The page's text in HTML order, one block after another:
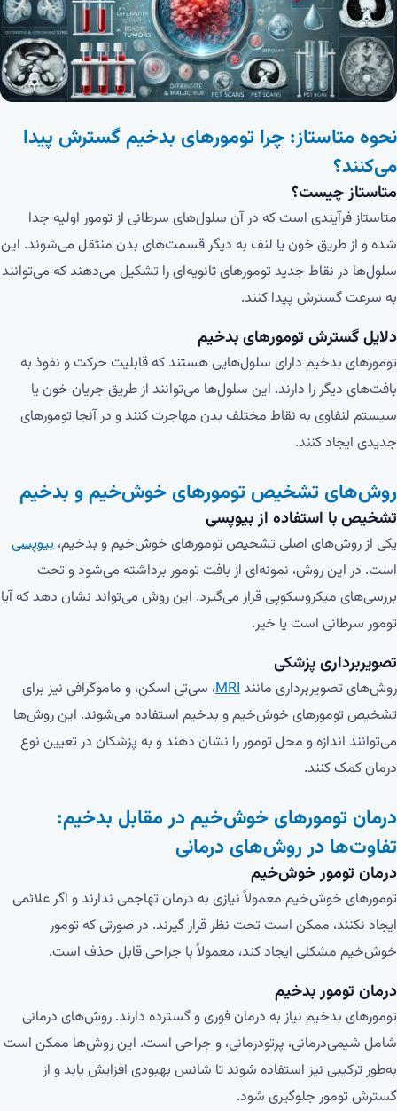
نحوه متاستاز: چرا تومورهای بدخیم گسترش پیدا
می‌کنند؟
متاستاز چیست؟
متاستاز فرآیندی است که در آن سلول‌های سرطانی از تومور اولیه جدا
شده و از طریق خون یا لنف به دیگر قسمت‌های بدن منتقل می‌شوند. این
سلول‌ها در نقاط جدید تومورهای ثانویه‌ای را تشکیل می‌دهند که می‌توانند
به سرعت گسترش پیدا کنند.
دلایل گسترش تومورهای بدخیم
تومورهای بدخیم دارای سلول‌هایی هستند که قابلیت حرکت و نفوذ به
بافت‌های دیگر را دارند. این سلول‌ها می‌توانند از طریق جریان خون یا
سیستم لنفاوی به نقاط مختلف بدن مهاجرت کنند و در آنجا تومورهای
جدیدی ایجاد کنند.
روش‌های تشخیص تومورهای خوش‌خیم و بدخیم
تشخیص با استفاده از بیوپسی
یکی از روش‌های اصلی تشخیص تومورهای خوش‌خیم و بدخیم، بیوپسی
است. در این روش، نمونه‌ای از بافت تومور برداشته می‌شود و تحت
بررسی‌های میکروسکوپی قرار می‌گیرد. این روش می‌تواند نشان دهد که آیا
تومور سرطانی است یا خیر.
تصویربرداری پزشکی
روش‌های تصویربرداری مانندMRI، سی‌تی اسکن، و ماموگرافی نیز برای
تشخیص تومورهای خوش‌خیم و بدخیم استفاده می‌شوند. این روش‌ها
می‌توانند اندازه و محل تومور را نشان دهند و به پزشکان در تعیین نوع
درمان کمک کنند.
درمان تومورهای خوش‌خیم در مقابل بدخیم:
تفاوت‌ها در روش‌های درمانی
درمان تومور خوش‌خیم
تومورهای خوش‌خیم معمولاً نیازی به درمان تهاجمی ندارند و اگر علائمی
ایجاد نکنند، ممکن است تحت نظر قرار گیرند. در صورتی که تومور
خوش‌خیم مشکلی ایجاد کند، معمولاً با جراحی قابل حذف است.
درمان تومور بدخیم
تومورهای بدخیم نیاز به درمان فوری و گسترده دارند. روش‌های درمانی
شامل شیمی‌درمانی، پرتو‌درمانی، و جراحی است. این روش‌ها ممکن است
به‌طور ترکیبی نیز استفاده شوند تا شانس بهبودی افزایش یابد و از
گسترش تومور جلوگیری شود.